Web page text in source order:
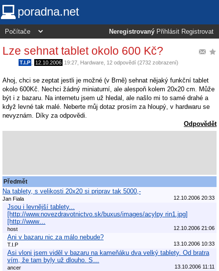
poradna.net
Neregistrovaný Přihlásit Registrovat
Lze sehnat tablet okolo 600 Kč?
T.I.P 12.10.2006 19:27 Hardware , 12 odpovědí (2732 zobrazení)
Ahoj, chci se zeptat jestli je možné (v Brně) sehnat nějaký funkční tablet
okolo 600Kč. Nechci žádný miniaturní, ale alespoň kolem 20x20 cm. Může
být i z bazaru. Na internetu jsem už hledal, ale našlo mi to samé drahé a
když levné tak malé. Neberte můj dotaz prosím za hloupý, v hardwaru se
nevyznám. Díky za odpovědi.
Odpovědět
Předmět
Na tablety, s velikosti 20x20 si priprav tak 5000,-
Jan Fiala 12.10.2006 20:33
Jsou i levnější tablety...
[http://www.novezdravotnictvo.sk/buxus/images/acylpy rin1.jpg]
[http://www…
host 12.10.2006 21:06
Ani v bazaru nic za málo nebude?
T.I.P 13.10.2006 10:33
Asi vloni jsem viděl v bazaru na kameňáku dva velký tablety. Od bratra
vím, že tam byly už dlouho. S…
ancer 13.10.2006 11:11